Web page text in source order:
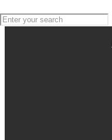
BRP РОССИЯ